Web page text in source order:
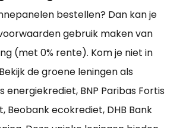
bestellen? Dan kan je
gebruik maken van
(met 0% rente). Kom je niet in
de groene leningen als
energiekrediet, BNP Paribas Fortis
Beobank ecokrediet, DHB Bank